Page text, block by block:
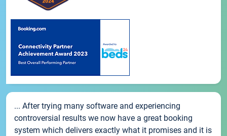
... After trying many software and experiencing
controversial results we now have a great booking
system which delivers exactly what it promises and it is